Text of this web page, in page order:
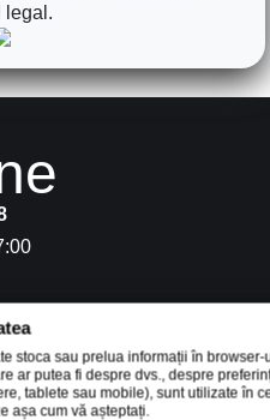
legal.
stoca sau prelua informații în browser-
ar putea fi despre dvs., despre
tablete sau mobile), sunt utilizate în
așa cum vă așteptați.